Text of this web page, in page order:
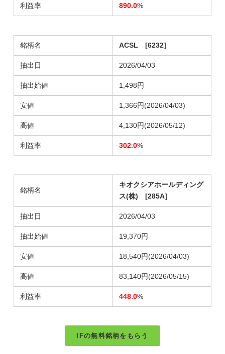
利益率 890.0%
銘柄名 ACSL [6232]
抽出日 2026/04/03
抽出始値 1,498円
安値 1,366円(2026/04/03)
高値 4,130円(2026/05/12)
利益率 302.0%
銘柄名
キオクシアホールディング
ス(株) [285A]
抽出日 2026/04/03
抽出始値 19,370円
安値 18,540円 (2026/04/03)
高値 83,140円 (2026/05/15)
利益率 448.0%
IFの無料銘柄をもらう